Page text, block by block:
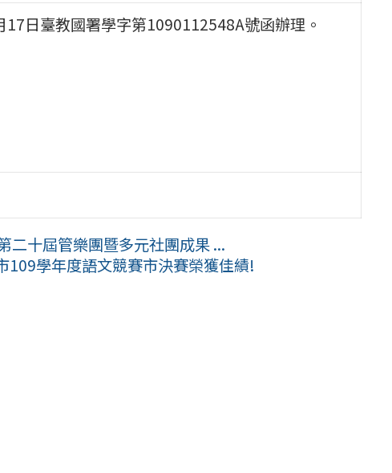
日臺教國署學字第1090112548A號函辦理。
二十屆管樂團暨多元社團成果 ...
學年度語文競賽市決賽榮獲佳績!